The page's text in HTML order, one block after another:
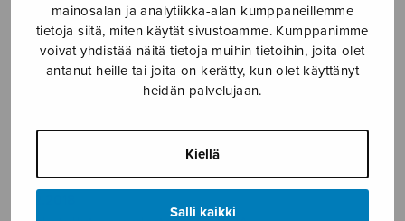
mainosalan ja analytiikka-alan kumppaneillemme
tietoja siitä, miten käytät sivustoamme. Kumppanimme
voivat yhdistää näitä tietoja muihin tietoihin, joita olet
antanut heille tai joita on kerätty, kun olet käyttänyt
heidän palvelujaan.
Kiellä
Salli kaikki
Etusivu › Media
›
Joulu tullut on uudestaan_S2492A
Joulu tullut on
uudestaan_S2492A